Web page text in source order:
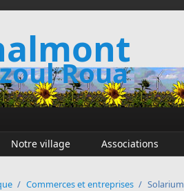
Roua
Notre village Associations
/ Commerces et entreprises / Solarium